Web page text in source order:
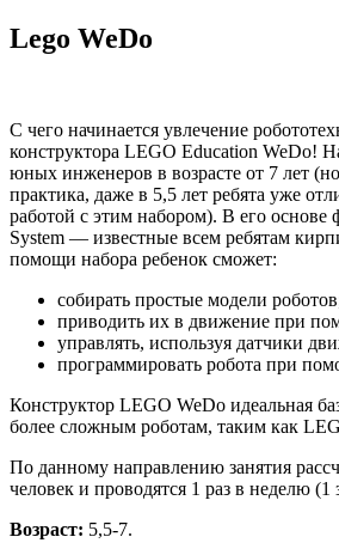
Lego WeDo
C чего начинается увлечение
конструктора LEGO Education WeDo!
юных инженеров в возрасте от 7 лет
практика, даже в 5,5 лет ребята уже
работой с этим набором). В его основе
System — известные всем ребятам
помощи набора ребенок сможет:
собирать простые модели
приводить их в движение при
управлять, используя датчики
программировать робота при
Конструктор LEGO WeDo идеальная
более сложным роботам, таким как
По данному направлению занятия
человек и проводятся 1 раз в неделю
Возраст: 5,5-7.